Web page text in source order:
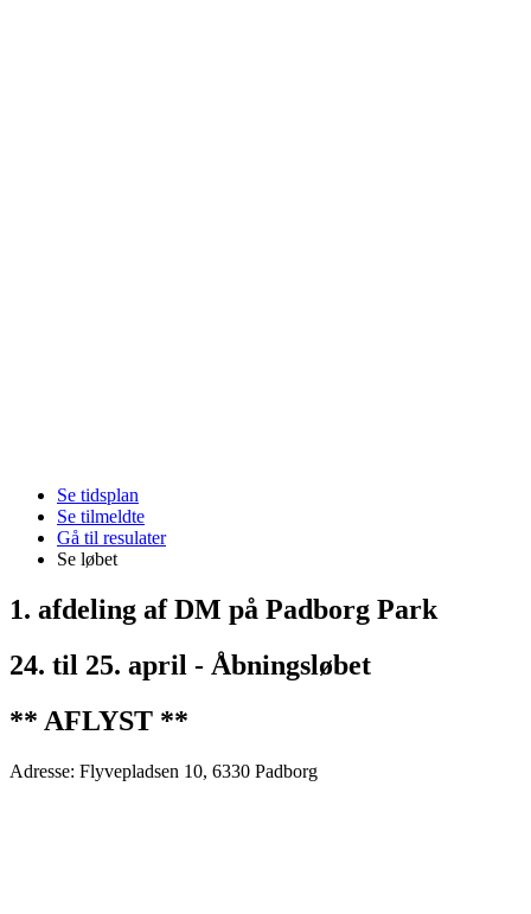
Se tidsplan
Se tilmeldte
Gå til resulater
Se løbet
1. afdeling af DM på Padborg Park
24. til 25. april - Åbningsløbet
** AFLYST **
Adresse: Flyvepladsen 10, 6330 Padborg